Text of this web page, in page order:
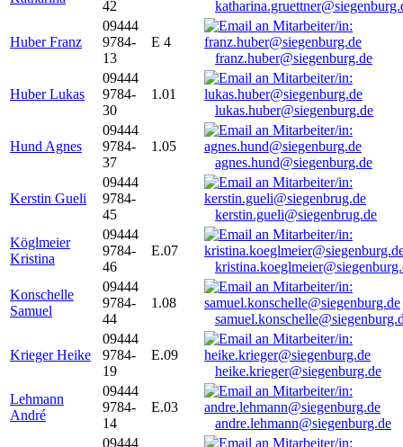
42
Huber Franz
09444
9784-
13
E 4
franz.huber@siegenburg.de
Huber Lukas
09444
9784-
30
1.01
lukas.huber@siegenburg.de
Hund Agnes
09444
9784-
37
1.05
agnes.hund@siegenburg.de
Kerstin Gueli
09444
9784-
45
kerstin.gueli@siegenbrug.de
Köglmeier
Kristina
09444
9784-
46
E.07
Konschelle
Samuel
09444
9784-
44
1.08
Krieger Heike
09444
9784-
19
E.09
heike.krieger@siegenburg.de
Lehmann
André
09444
9784-
14
E.03
andre.lehmann@siegenburg.de
09444